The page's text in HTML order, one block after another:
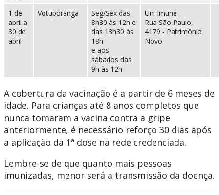
1 de
abril a
30 de
abril
Votuporanga
Seg/Sex das
8h30 às 12h e
das 13h30 às
18h
e aos
sábados das
9h às 12h
Uni Imune
Rua São Paulo,
4179 - Patrimônio
Novo
A cobertura da vacinação é a partir de 6 meses de
idade. Para crianças até 8 anos completos que
nunca tomaram a vacina contra a gripe
anteriormente, é necessário reforço 30 dias após
a aplicação da 1ª dose na rede credenciada.
Lembre-se de que quanto mais pessoas
imunizadas, menor será a transmissão da doença.